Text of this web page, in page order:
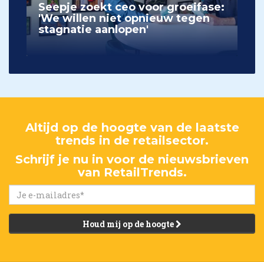
Seepje zoekt ceo voor groeifase:
'We willen niet opnieuw tegen
stagnatie aanlopen'
Altijd op de hoogte van de laatste
trends in de retailsector.
Schrijf je nu in voor de nieuwsbrieven
van RetailTrends.
Houd mij op de hoogte